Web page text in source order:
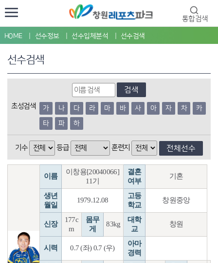
통합검색
HOME 선수정보 선수입체분석 선수검색
선수검색
검색
초성검색 가 나 다 라 마 바 사 아 자 차
카
타
파 하
기수 등급 훈련지 전체선수
이름
이창용[20040066]
11기
결혼
여부
기혼
생년
월일
1979.12.08
고등
학교
창원중앙
신장
177c
m
몸무
게
83kg
대학
교
창원
시력 0.7 (좌) 0.7 (우)
아마
경력